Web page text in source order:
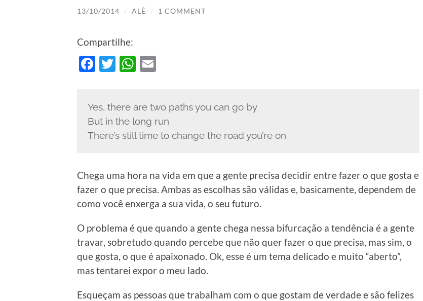
13/10/2014 / ALÊ / 1 COMMENT
Compartilhe:
Facebook
TwitterWhatsApp
Yes, there are two paths you can go by
But in the long run
There’s still time to change the road you’re on
Chega uma hora na vida em que a gente precisa decidir entre fazer o que gosta e
fazer o que precisa. Ambas as escolhas são válidas e, basicamente, dependem de
como você enxerga a sua vida, o seu futuro.
O problema é que quando a gente chega nessa bifurcação a tendência é a gente
travar, sobretudo quando percebe que não quer fazer o que precisa, mas sim, o
que gosta, o que é apaixonado. Ok, esse é um tema delicado e muito “aberto”,
mas tentarei expor o meu lado.
Esqueçam as pessoas que trabalham com o que gostam de verdade e são felizes